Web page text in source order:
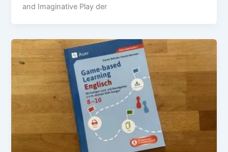
and Imaginative Play der